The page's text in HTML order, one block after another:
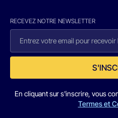
RECEVEZ NOTRE NEWSLETTER
En cliquant sur s'inscrire, vous
Termes et